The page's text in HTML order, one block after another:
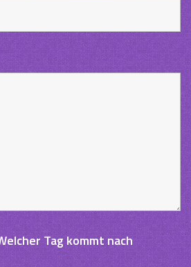
Tag kommt nach